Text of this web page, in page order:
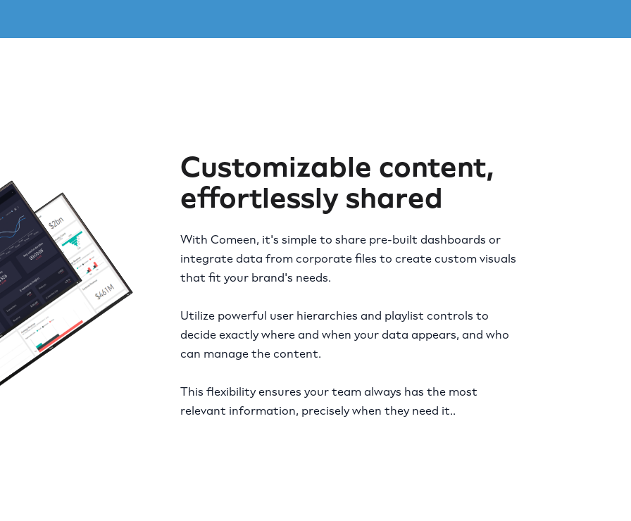
Customizable content,
effortlessly shared
With Comeen, it's simple to share pre-built dashboards or
integrate data from corporate files to create custom visuals
that fit your brand's needs.
Utilize powerful user hierarchies and playlist controls to
decide exactly where and when your data appears, and who
can manage the content.
This flexibility ensures your team always has the most
relevant information, precisely when they need it..